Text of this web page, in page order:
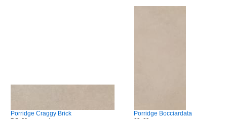
Porridge Craggy Brick Porridge Bocciardata